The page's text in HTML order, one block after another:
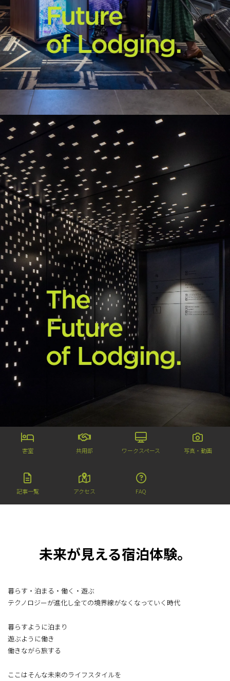
客室 共用部 ワークスペース 写真・動画
記事一覧 アクセス FAQ
未来が見える宿泊体験。
暮らす・泊まる・働く・遊ぶ
テクノロジーが進化し全ての境界線がなくなっていく時代
暮らすように泊まり
遊ぶように働き
働きながら旅する
ここはそんな未来のライフスタイルを